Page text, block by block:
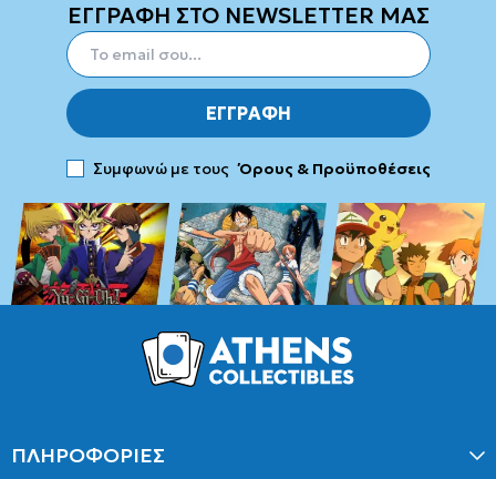
ΕΓΓΡΑΦΗ ΣΤΟ NEWSLETTER ΜΑΣ
ΕΓΓΡΑΦΗ
Συμφωνώ με τους Όρους & Προϋποθέσεις
ΠΛΗΡΟΦΟΡΙΕΣ